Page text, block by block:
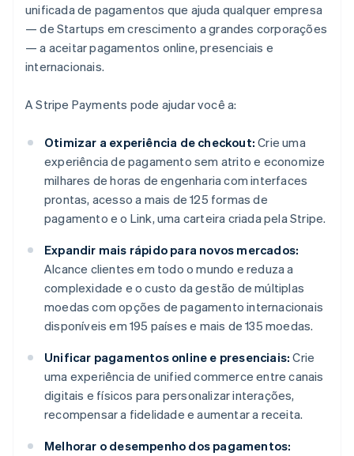
unificada de pagamentos que ajuda qualquer empresa
— de Startups em crescimento a grandes corporações
— a aceitar pagamentos online, presenciais e
internacionais.
A Stripe Payments pode ajudar você a:
Otimizar a experiência de checkout: Crie uma
experiência de pagamento sem atrito e economize
milhares de horas de engenharia com interfaces
prontas, acesso a mais de 125 formas de
pagamento e o Link, uma carteira criada pela Stripe.
Expandir mais rápido para novos mercados:
Alcance clientes em todo o mundo e reduza a
complexidade e o custo da gestão de múltiplas
moedas com opções de pagamento internacionais
disponíveis em 195 países e mais de 135 moedas.
Unificar pagamentos online e presenciais: Crie
uma experiência de unified commerce entre canais
digitais e físicos para personalizar interações,
recompensar a fidelidade e aumentar a receita.
Melhorar o desempenho dos pagamentos: